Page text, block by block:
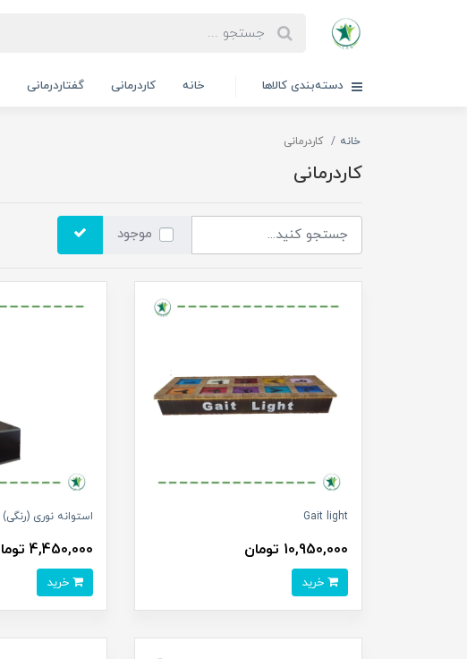
دسته‌بندی کالاها خانه کاردرمانی گفتاردرمانی
خانه کاردرمانی
کاردرمانی
موجود
Gait light
10,950,000 تومان
استوانه نوری (رنگی)
4,450,000 تومان